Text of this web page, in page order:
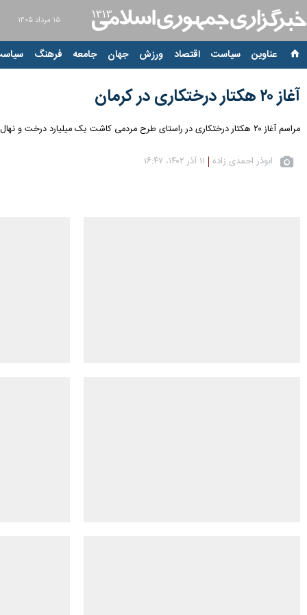
۱۵ مرداد ۱۴۰۵
عناوین‌ سیاست اقتصاد ورزش جهان جامعه فرهنگ
آغاز ۲۰ هکتار درختکاری در کرمان
مراسم آغاز ۲۰ هکتار درختکاری در راستای طرح مردمی کاشت یک میلیارد درخت و نهال در کشور، صبح شنبه (۱۱ آذر ۱۴۰۲) در دامنه کوه های صاحب الزمان (عج) کرمان برگزار شد.
ابوذر احمدی زاده ۱۱ آذر ۱۴۰۲، ۱۶:۴۷